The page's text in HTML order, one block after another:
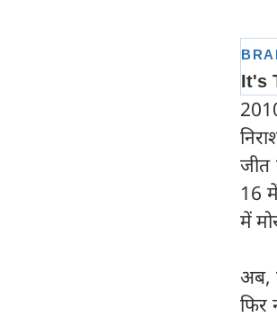
जीत
16
में
अब,
फिर